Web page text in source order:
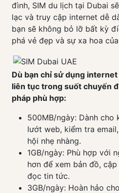
đình, SIM du lịch tại Dubai
lạc và truy cập internet dễ
bạn sẽ không bỏ lỡ bất kỳ
phá vẻ đẹp và sự xa hoa
Dù bạn chỉ sử dụng
liên tục trong suốt chuyến
pháp phù hợp:
500MB/ngày: Dành cho
lướt web, kiểm tra
hội nhẹ nhàng.
1GB/ngày: Phù hợp với
hơn để xem bản đồ,
đọc tin tức.
3GB/ngày: Hoàn hảo